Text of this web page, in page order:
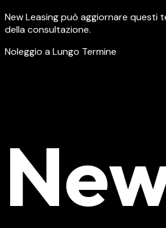
New Leasing può aggiornare questi
della consultazione.
Noleggio a Lungo Termine